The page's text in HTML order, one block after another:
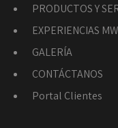
PRODUCTOS Y
EXPERIENCIAS MW
GALERÍA
CONTÁCTANOS
Portal Clientes